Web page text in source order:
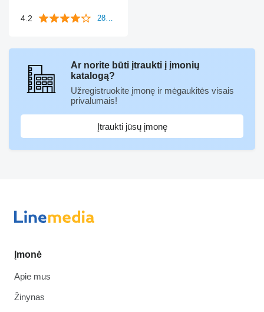
4.2 281 atsiliepimai
Ar norite būti įtraukti į įmonių
katalogą?
Užregistruokite įmonę ir mėgaukitės visais
privalumais!
Įtraukti jūsų įmonę
Įmonė
Apie mus
Žinynas